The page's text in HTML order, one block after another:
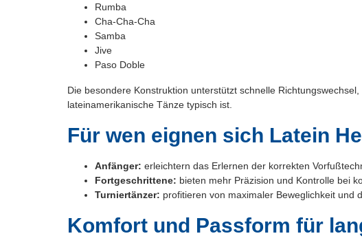
Rumba
Cha-Cha-Cha
Samba
Jive
Paso Doble
Die besondere Konstruktion unterstützt schnelle
lateinamerikanische Tänze typisch ist.
Für wen eignen sich Latein
Anfänger: erleichtern das Erlernen der korrekten
Fortgeschrittene: bieten mehr Präzision und Kontrolle bei
Turniertänzer: profitieren von maximaler Beweglichkeit und
Komfort und Passform für